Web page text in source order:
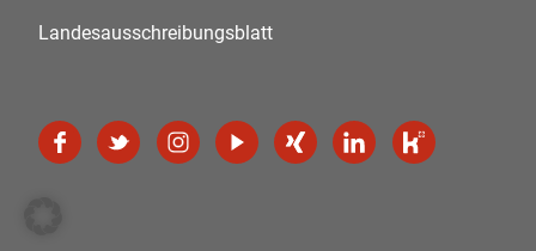
Landesausschreibungsblatt